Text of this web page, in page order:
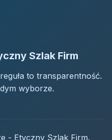
Szlak Firm
to transparentność.
wyborze.
- Etyczny Szlak Firm.